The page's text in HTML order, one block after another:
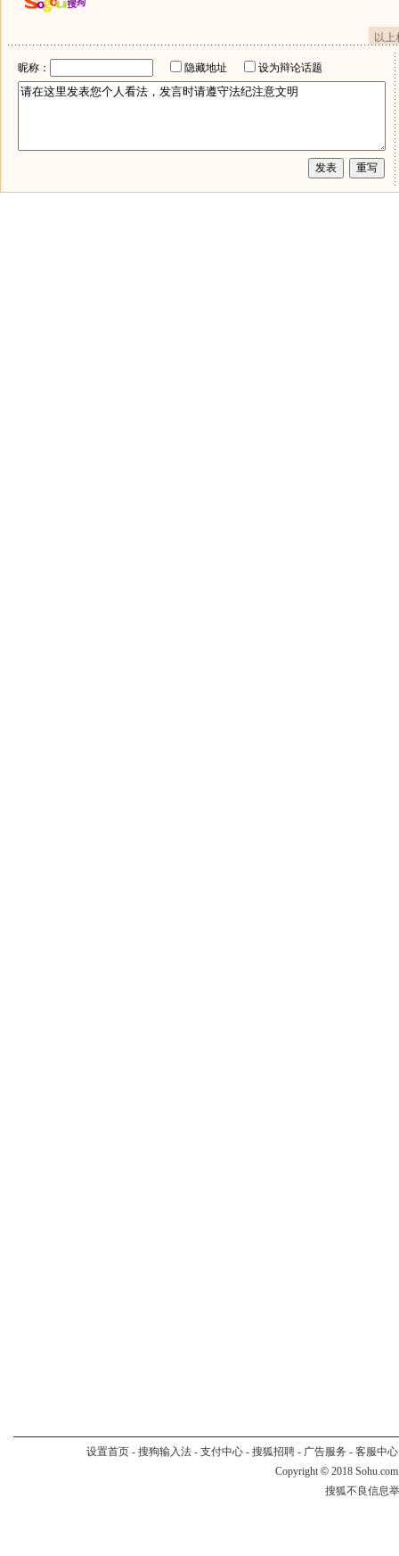
以
昵称： 隐藏地址 设为辩论话题
设置首页- 搜狗输入法- 支付中心- 搜狐招聘- 广告服务 - 客服中心
Copyright © 2018
搜狐不良信息